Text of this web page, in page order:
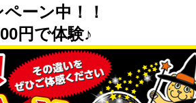
ーン中！！
円で体験♪